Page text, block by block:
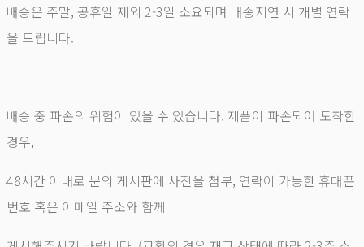
배송은 주말, 공휴일 제외 2-3일 소요되며 배송지연 시 개별 연락
을 드립니다.
배송 중 파손의 위험이 있을 수 있습니다. 제품이 파손되어 도착한
경우,
48시간 이내로 문의 게시판에 사진을 첨부, 연락이 가능한 휴대폰
번호 혹은 이메일 주소와 함께